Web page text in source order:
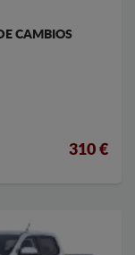
CAMBIOS
310 €